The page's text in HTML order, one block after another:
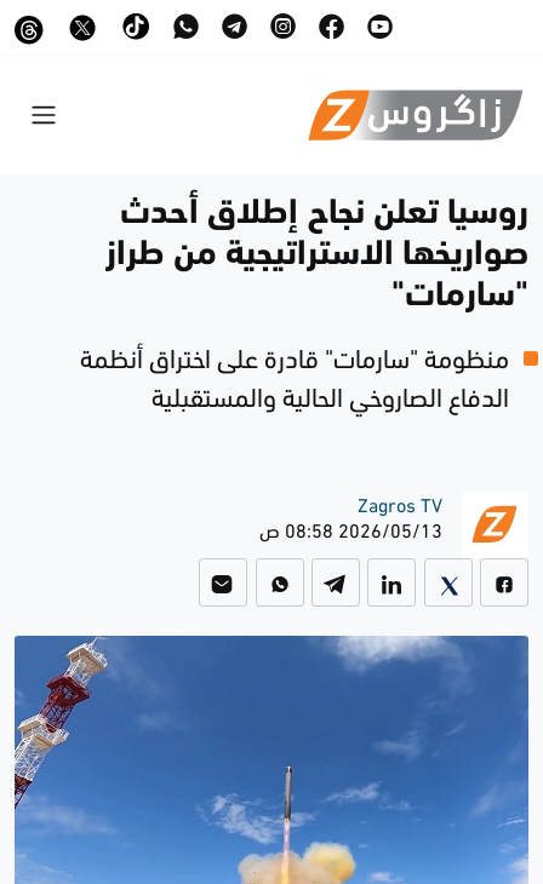
روسيا تعلن نجاح إطلاق أحدث
صواريخها الاستراتيجية من طراز
"سارمات"
منظومة "سارمات" قادرة على اختراق أنظمة
الدفاع الصاروخي الحالية والمستقبلية
Zagros TV
2026/05/13 08:58 ص